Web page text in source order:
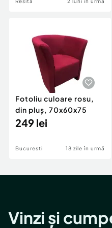
Fotoliu culoare rosu,
din pluș, 70x60x75
249 lei
Bucuresti 18 zile în urmă
Vinzi și